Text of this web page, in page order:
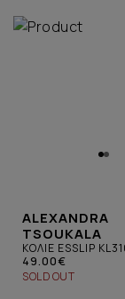
ALEXANDRA
TSOUKALA
ΚΟΛΙΕ ESSLIP
49.00€
SOLD OUT